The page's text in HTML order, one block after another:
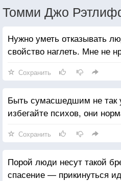
Томми Джо
Нужно уметь отказывать
свойство наглеть. Мне не
Сохранить
Быть сумасшедшим не так
избегайте психов, они
Сохранить
Порой люди несут такой
спасение — прикинуться